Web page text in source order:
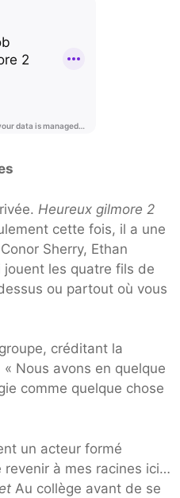
Heureux gilmore 2
cette fois, il a une
Sherry, Ethan
jouent les quatre fils de
ou partout où vous
créditant la
Nous avons en quelque
comme quelque chose
un acteur formé
revenir à mes racines ici…
Au collège avant de se